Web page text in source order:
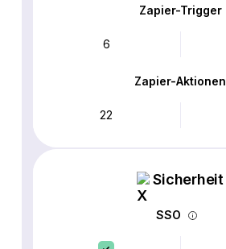
Zapier-Trigger
6
Zapier-Aktionen
22
Sicherheit
SSO